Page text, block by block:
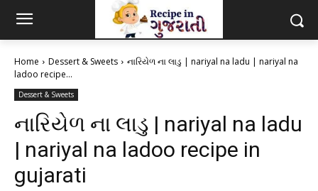
Home Dessert & Sweets
નારિયેળ ના લાડુ | nariyal na ladu | nariyal na
ladoo recipe...
Dessert & Sweets
નારિયેળ ના લાડુ | nariyal na ladu
| nariyal na ladoo recipe in
gujarati